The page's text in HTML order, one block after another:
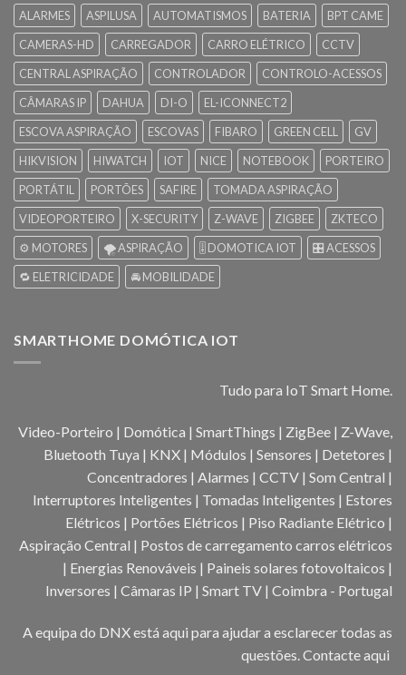
ALARMES
ASPILUSA AUTOMATISMOS BATERIA
BPT CAME
CAMERAS-HD
CARREGADOR CARRO ELÉTRICO
CCTV
CENTRAL ASPIRAÇÃO
CONTROLADOR
CONTROLO-ACESSOS
CÂMARAS IP
DAHUA DI-O
EL-ICONNECT2
ESCOVA ASPIRAÇÃO
ESCOVAS FIBARO GREEN CELL
GV
HIKVISION
HIWATCH IOT NICE NOTEBOOK
PORTEIRO
PORTÁTIL
PORTÕES SAFIRE
TOMADA ASPIRAÇÃO
VIDEOPORTEIRO
X-SECURITY Z-WAVE ZIGBEE
ZKTECO
⚙️ MOTORES
🌪️ ASPIRAÇÃO 🎚️ DOMOTICA IOT
🎛️ ACESSOS
🔁 ELETRICIDADE
🚘 MOBILIDADE
SMARTHOME DOMÓTICA IOT
Tudo para IoT Smart Home.
Video-Porteiro | Domótica | SmartThings | ZigBee | Z-Wave,
Bluetooth Tuya | KNX | Módulos | Sensores | Detetores |
Concentradores | Alarmes | CCTV | Som Central |
Interruptores Inteligentes | Tomadas Inteligentes | Estores
Elétricos | Portões Elétricos | Piso Radiante Elétrico |
Aspiração Central | Postos de carregamento carros elétricos
| Energias Renováveis | Paineis solares fotovoltaicos |
Inversores | Câmaras IP | Smart TV | Coimbra - Portugal
A equipa do DNX está aqui para ajudar a esclarecer todas as
questões. Contacte aqui